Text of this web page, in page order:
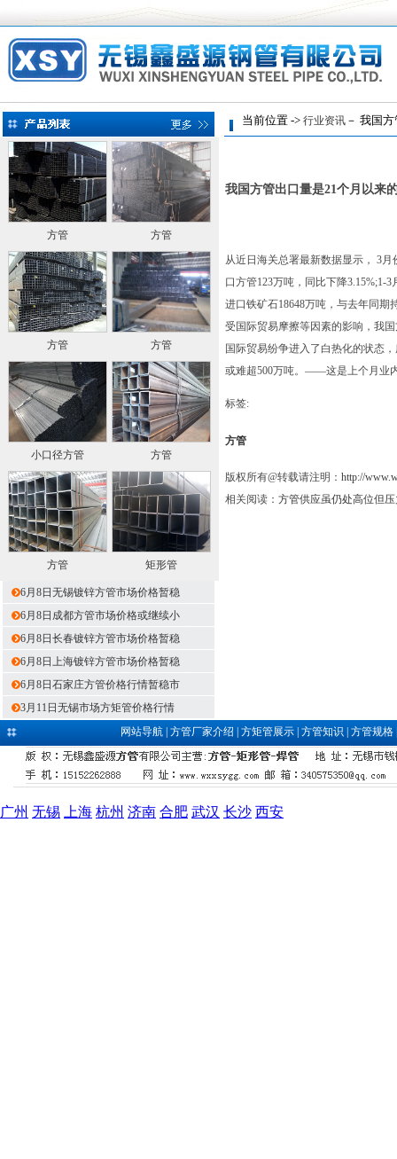
方管 方管
方管 方管
小口径方管 方管
方管 矩形管
6月8日无锡镀锌方管市场价格暂稳
6月8日成都方管市场价格或继续小
6月8日长春镀锌方管市场价格暂稳
6月8日上海镀锌方管市场价格暂稳
6月8日石家庄方管价格行情暂稳市
3月11日无锡市场方矩管价格行情
当前位置 -> 行业资讯 － 我国
我国方管出口量是21个月以来
从近日海关总署最新数据显示， 3月
口方管123万吨，同比下降3.15%;1-
进口铁矿石18648万吨，与去年同
受国际贸易摩擦等因素的影响，我国
国际贸易纷争进入了白热化的状态
或难超500万吨。——这是上个月业
标签:
方管
版权所有@转载请注明： http://
相关阅读： 方管供应虽仍处高位但
网站导航| 方管厂家介绍 方矩管展示| 方管知识 方管规格
广州 无锡 上海 杭州 济南 合肥 武汉 长沙 西安